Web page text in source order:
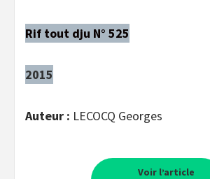
Rif tout dju N° 525
2015
Auteur : LECOCQ Georges
Voir l’article